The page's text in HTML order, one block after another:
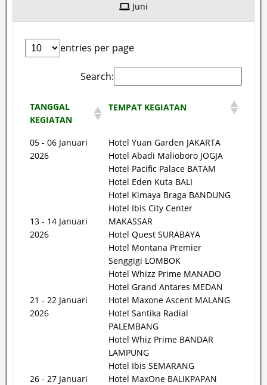
Juni
entries per page
Search:
TANGGAL
KEGIATAN
TEMPAT KEGIATAN
05 - 06 Januari
2026
13 - 14 Januari
2026
21 - 22 Januari
2026
26 - 27 Januari
Hotel Yuan Garden JAKARTA
Hotel Abadi Malioboro JOGJA
Hotel Pacific Palace BATAM
Hotel Eden Kuta BALI
Hotel Kimaya Braga BANDUNG
Hotel Ibis City Center
MAKASSAR
Hotel Quest SURABAYA
Hotel Montana Premier
Senggigi LOMBOK
Hotel Whizz Prime MANADO
Hotel Grand Antares MEDAN
Hotel Maxone Ascent MALANG
Hotel Santika Radial
PALEMBANG
Hotel Whiz Prime BANDAR
LAMPUNG
Hotel Ibis SEMARANG
Hotel MaxOne BALIKPAPAN